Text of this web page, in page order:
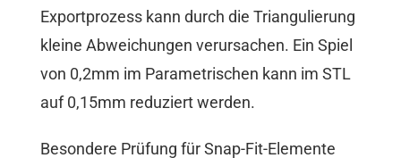
Exportprozess kann durch die Triangulierung
kleine Abweichungen verursachen. Ein Spiel
von 0,2mm im Parametrischen kann im STL
auf 0,15mm reduziert werden.
Besondere Prüfung für Snap-Fit-Elemente